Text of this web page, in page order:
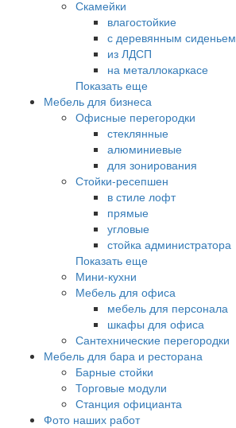
Скамейки
влагостойкие
с деревянным сиденьем
из ЛДСП
на металлокаркасе
Показать еще
Мебель для бизнеса
Офисные перегородки
стеклянные
алюминиевые
для зонирования
Стойки-ресепшен
в стиле лофт
прямые
угловые
стойка администратора
Показать еще
Мини-кухни
Мебель для офиса
мебель для персонала
шкафы для офиса
Сантехнические перегородки
Мебель для бара и ресторана
Барные стойки
Торговые модули
Станция официанта
Фото наших работ